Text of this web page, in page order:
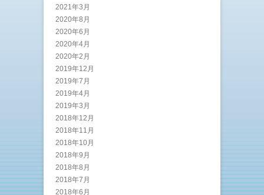
2021年3月
2020年8月
2020年6月
2020年4月
2020年2月
2019年12月
2019年7月
2019年4月
2019年3月
2018年12月
2018年11月
2018年10月
2018年9月
2018年8月
2018年7月
2018年6月